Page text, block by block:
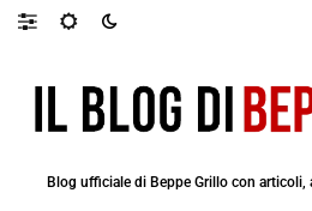
Blog ufficiale di Beppe Grillo con